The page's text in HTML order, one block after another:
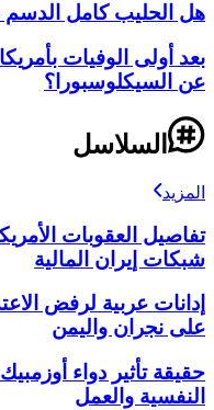
هل الحليب كامل الدسم
بعد أولى الوفيات
عن السيكلوسبورا؟
السلاسل
المزيد
تفاصيل العقوبات
شبكات إيران المالية
إدانات عربية لرفض
على نجران واليمن
حقيقة تأثير دواء
النفسية والعمل